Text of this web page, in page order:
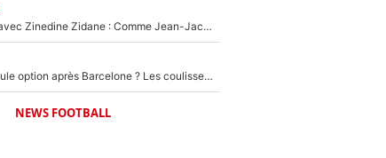
Un documentaire avec Zinedine Zidane : Comme Jean-Jacques Goldman et Mylène Farmer, le nouveau sélectionneur de l'équipe de France a recalé une journaliste très connue
Le PSG comme seule option après Barcelone ? Les coulisses de la signature historique de Lionel Messi sont révélées au grand jour !
NEWS FOOTBALL